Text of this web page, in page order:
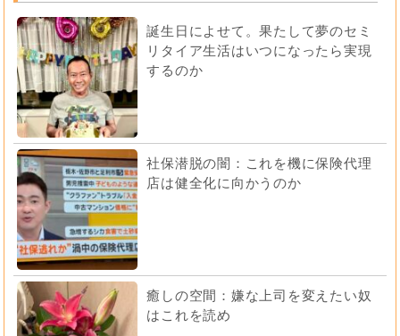
誕生日によせて。果たして夢のセミ
リタイア生活はいつになったら実現
するのか
社保潜脱の闇：これを機に保険代理
店は健全化に向かうのか
癒しの空間：嫌な上司を変えたい奴
はこれを読め